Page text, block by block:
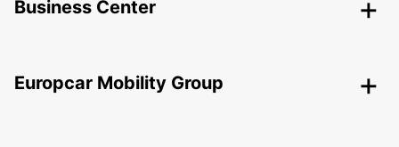
Business Center
Europcar Mobility Group